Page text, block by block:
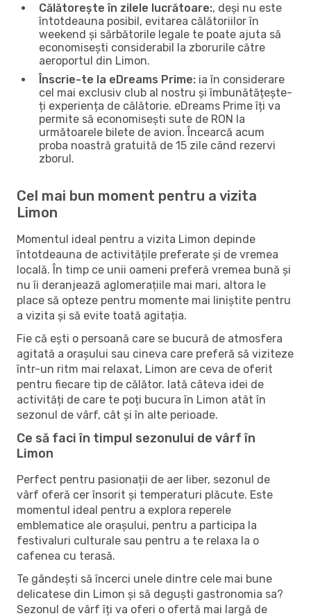
Călătorește în zilele lucrătoare:, deși nu este
întotdeauna posibil, evitarea călătoriilor în
weekend și sărbătorile legale te poate ajuta să
economisești considerabil la zborurile către
aeroportul din Limon.
Înscrie-te la eDreams Prime: ia în considerare
cel mai exclusiv club al nostru și îmbunătățește-
ți experiența de călătorie. eDreams Prime îți va
permite să economisești sute de RON la
următoarele bilete de avion. Încearcă acum
proba noastră gratuită de 15 zile când rezervi
zborul.
Cel mai bun moment pentru a vizita
Limon
Momentul ideal pentru a vizita Limon depinde
întotdeauna de activitățile preferate și de vremea
locală. În timp ce unii oameni preferă vremea bună și
nu îi deranjează aglomerațiile mai mari, altora le
place să opteze pentru momente mai liniștite pentru
a vizita și să evite toată agitația.
Fie că ești o persoană care se bucură de atmosfera
agitată a orașului sau cineva care preferă să viziteze
într-un ritm mai relaxat, Limon are ceva de oferit
pentru fiecare tip de călător. Iată câteva idei de
activități de care te poți bucura în Limon atât în ​​
sezonul de vârf, cât și în alte perioade.
Ce să faci în timpul sezonului de vârf în
Limon
Perfect pentru pasionații de aer liber, sezonul de
vârf oferă cer însorit și temperaturi plăcute. Este
momentul ideal pentru a explora reperele
emblematice ale orașului, pentru a participa la
festivaluri culturale sau pentru a te relaxa la o
cafenea cu terasă.
Te gândești să încerci unele dintre cele mai bune
delicatese din Limon și să deguști gastronomia sa?
Sezonul de vârf îți va oferi o ofertă mai largă de